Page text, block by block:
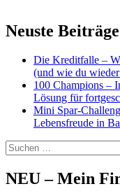
Neuste Beiträge
Die Kreditfalle –
(und wie du
100 Champions –
Lösung für
Mini Spar-
Lebensfreude in
Suchen
nach:
NEU – Mein